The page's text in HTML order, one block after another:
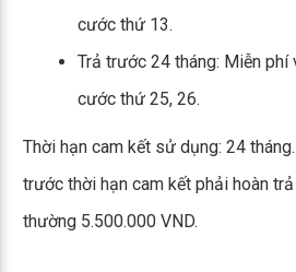
cước thứ 13.
Trả trước 24 tháng: Miễn
cước thứ 25, 26.
Thời hạn cam kết sử dụng: 24
trước thời hạn cam kết phải hoàn
thường 5.500.000 VND.